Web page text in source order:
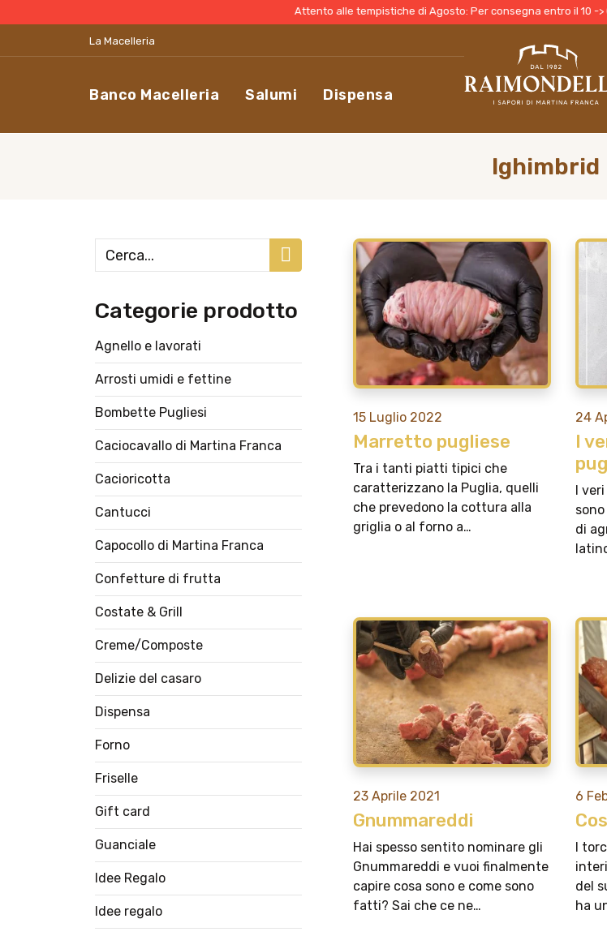
Attento alle tempistiche di Agosto: Per consegna entro il 10 -> Ordine
La Macelleria
Banco Macelleria Salumi Dispensa
Ighimbrid
Categorie prodotto
Agnello e lavorati
Arrosti umidi e fettine
Bombette Pugliesi
Caciocavallo di Martina Franca
Cacioricotta
Cantucci
Capocollo di Martina Franca
Confetture di frutta
Costate & Grill
Creme/Composte
Delizie del casaro
Dispensa
Forno
Friselle
Gift card
Guanciale
Idee Regalo
Idee regalo
15 Luglio 2022
Marretto pugliese
Tra i tanti piatti tipici che
caratterizzano la Puglia, quelli
che prevedono la cottura alla
griglia o al forno a…
24
I
I
di
23 Aprile 2021
Gnummareddi
Hai spesso sentito nominare gli
Gnummareddi e vuoi finalmente
capire cosa sono e come sono
fatti? Sai che ce ne…
6
I
del
ha